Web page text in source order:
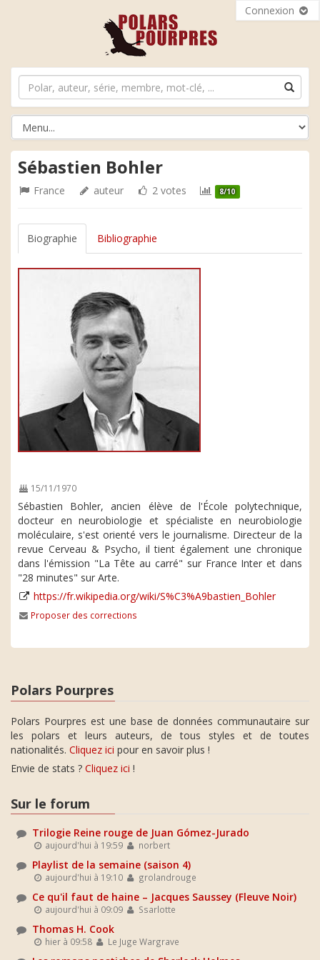
Connexion
Sébastien Bohler
France auteur 2 votes 8/10
Biographie Bibliographie
15/11/1970
Sébastien Bohler, ancien élève de l'École polytechnique,
docteur en neurobiologie et spécialiste en neurobiologie
moléculaire, s'est orienté vers le journalisme. Directeur de la
revue Cerveau & Psycho, il tient également une chronique
dans l'émission "La Tête au carré" sur France Inter et dans
"28 minutes" sur Arte.
https://fr.wikipedia.org/wiki/S%C3%A9bastien_Bohler
Proposer des corrections
Polars Pourpres
Polars Pourpres est une base de données communautaire sur
les polars et leurs auteurs, de tous styles et de toutes
nationalités. Cliquez ici pour en savoir plus !
Envie de stats ? Cliquez ici !
Sur le forum
Trilogie Reine rouge de Juan Gómez-Jurado
aujourd'hui à 19:59 norbert
Playlist de la semaine (saison 4)
aujourd'hui à 19:10 grolandrouge
Ce qu'il faut de haine – Jacques Saussey (Fleuve Noir)
aujourd'hui à 09:09 Ssarlotte
Thomas H. Cook
hier à 09:58 Le Juge Wargrave